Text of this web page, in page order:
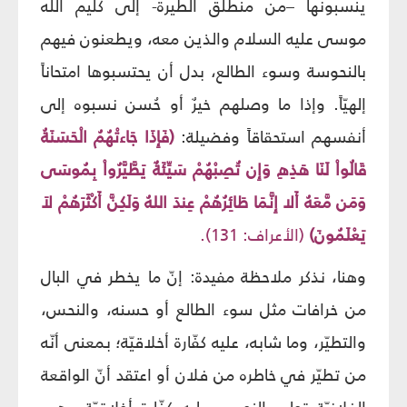
ينسبونها –من منطلق الطيرة- إلى كليم الله
موسى عليه السلام والذين معه، ويطعنون فيهم
بالنحوسة وسوء الطالع، بدل أن يحتسبوها امتحاناً
إلهيّاً. وإذا ما وصلهم خيرٌ أو حُسن نسبوه إلى
أنفسهم استحقاقاً وفضيلة:(فَإِذَا جَاءتْهُمُ الْحَسَنَةُ
قَالُواْ لَنَا هَذِهِ وَإِن تُصِبْهُمْ سَيِّئَةٌ يَطَّيَّرُواْ بِمُوسَى
وَمَن مَّعَهُ أَلا إِنَّمَا طَائِرُهُمْ عِندَ اللهُ وَلَكِنَّ أَكْثَرَهُمْ لاَ
يَعْلَمُونَ) (الأعراف: 131).
وهنا، نذكر ملاحظة مفيدة: إنّ ما يخطر في البال
من خرافات مثل سوء الطالع أو حسنه، والنحس،
والتطيّر، وما شابه، عليه كفّارة أخلاقيّة؛ بمعنى أنّه
من تطيّر في خاطره من فلان أو اعتقد أنّ الواقعة